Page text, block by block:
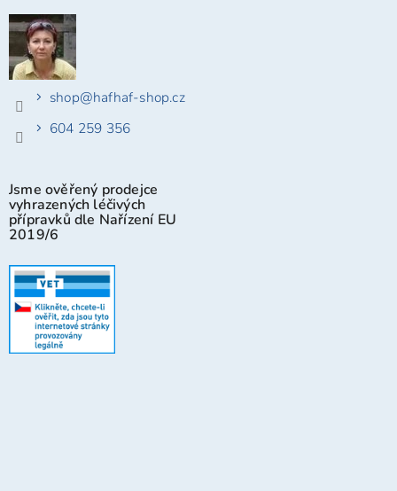
shop@hafhaf-shop.cz
604 259 356
Jsme ověřený prodejce
vyhrazených léčivých
přípravků dle Nařízení EU
2019/6